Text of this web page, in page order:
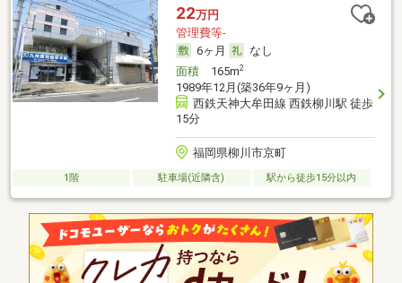
22万円
管理費等-
6ヶ月
なし
面積165m2
1989年12月(築36年9ヶ月)
西鉄天神大牟田線 西鉄柳川駅 徒歩
15分
福岡県柳川市京町
1階 駐車場(近隣含) 駅から徒歩15分以内